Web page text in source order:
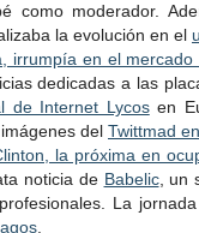
como moderador.
la evolución en el
irrumpía en el mercado
dedicadas a las
de Internet Lycosen
del Twittmad
la próxima en
noticia de Babelic, un
La